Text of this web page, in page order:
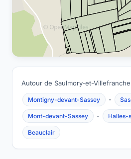
Autour de Saulmory-et-
Montigny-devant-Sassey -
Mont-devant-Sassey - Halles-
Beauclair